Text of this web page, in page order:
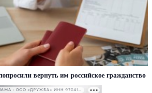
вернуть им российское гражданство
РЕКЛАМА • ООО «ДРУЖБА» ИНН 9704146411